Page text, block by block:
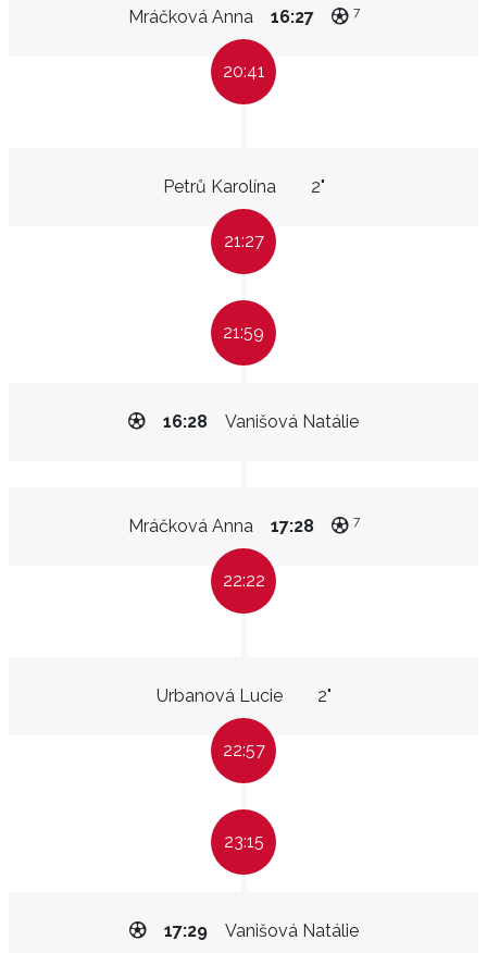
Mráčková Anna 16:27 7
20:41
Petrů Karolína 2"
21:27
21:59
Vanišová Natálie
16:28
Mráčková Anna 17:28 7
22:22
Urbanová Lucie 2"
22:57
23:15
Vanišová Natálie
17:29